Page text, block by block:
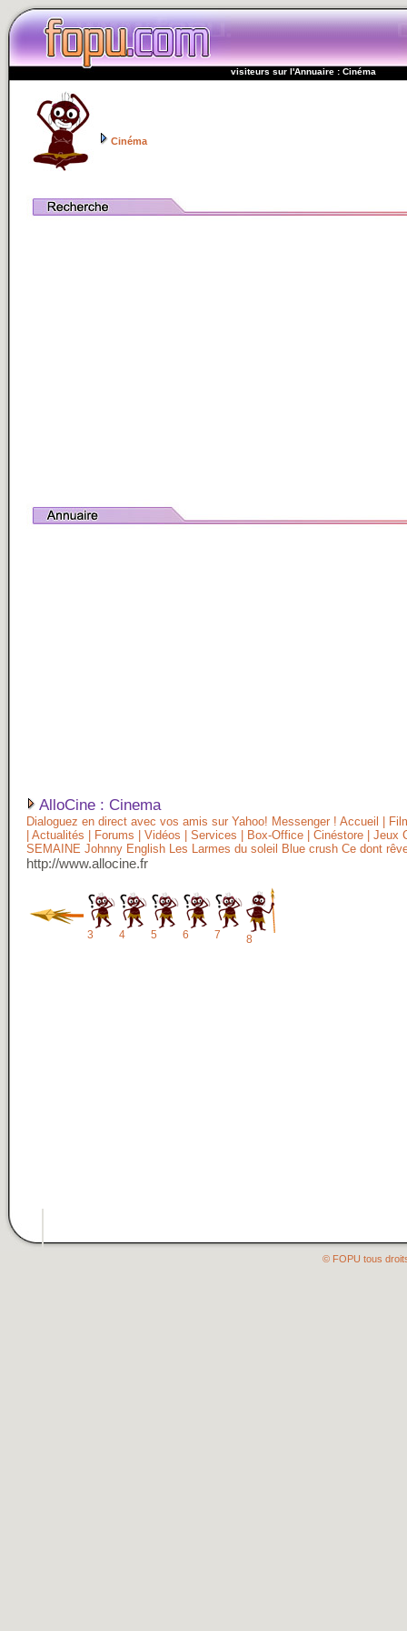
visiteurs sur l'Annuaire : Cinéma
Cinéma
AlloCine : Cinema
Dialoguez en direct avec vos amis sur Yahoo! Messenger ! Accueil |
| Actualités | Forums | Vidéos | Services | Box-Office | Cinéstore | Jeux
SEMAINE Johnny English Les Larmes du soleil Blue crush Ce dont
http://www.allocine.fr
3 4 5 6 7 8
© FOPU tous